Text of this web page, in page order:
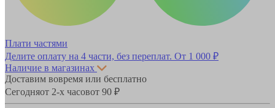
Плати частями
Делите оплату на 4 части, без переплат. От 1 000 ₽
Наличие в магазинах
Доставим вовремя или бесплатно
Сегодняот 2-х часовот 90 ₽